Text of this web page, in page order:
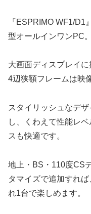
『ESPRIMO WF1/
型オールインワンPC。
大画面ディスプレイ
4辺狭額フレームは映
スタイリッシュなデ
し、くわえて性能レ
スも快適です。
地上・BS・110度CS
タマイズで追加すれ
れ1台で楽しめます。